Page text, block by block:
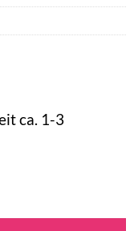
ca. 1-3